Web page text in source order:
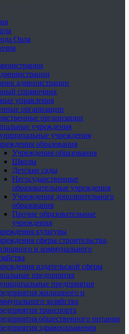
Орла
администрации
справочник
управления
организации
организации
учреждения
учреждения
образования
Учреждения образования
Школы
Детские сады
Негосударственные
образовательные учреждения
Учреждения дополнительного
образования
Прочие образовательные
учреждения
культуры
сферы строительства,
и коммунального
издательской сферы
предприятия
предприятия
жилищного и
хозяйства
транспорта
общественного питания
здравоохранения